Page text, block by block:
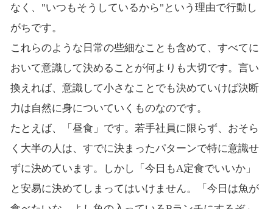
なく、"いつもそうしているから"という理由で行動し
がちです。
これらのような日常の些細なことも含めて、すべてに
おいて意識して決めることが何よりも大切です。言い
換えれば、意識して小さなことでも決めていけば決断
力は自然に身についていくものなのです。
たとえば、「昼食」です。若手社員に限らず、おそら
く大半の人は、すでに決まったパターンで特に意識せ
ずに決めています。しかし「今日もA定食でいいか」
と安易に決めてしまってはいけません。「今日は魚が